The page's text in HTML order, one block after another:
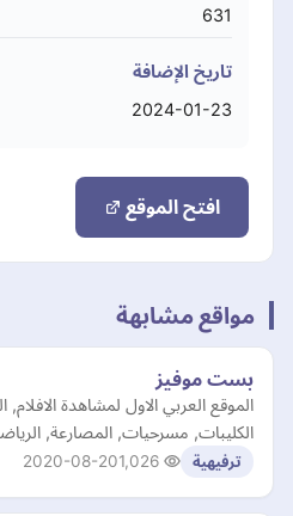
631
تاريخ الإضافة
2024-01-23
افتح الموقع
مواقع مشابهة
بست موفيز
الموقع العربي الاول لمشاهدة
الكليبات, مسرحيات, المصارعة,
ترفيهية 2020-08-20